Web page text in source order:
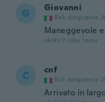
G Giovanni
Rok dołączenia
Maneggevole
około 7 roku temu
C cnf
Rok dołączenia
Arrivato in